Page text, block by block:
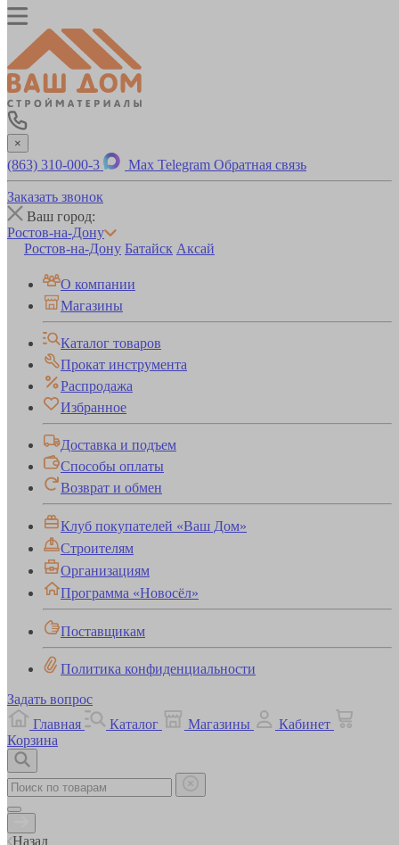
×
(863) 310-000-3 Max Telegram Обратная связь
Заказать звонок
Ваш город:
Ростов-на-Дону
Ростов-на-Дону Батайск Аксай
О компании
Магазины
Каталог товаров
Прокат инструмента
Распродажа
Избранное
Доставка и подъем
Способы оплаты
Возврат и обмен
Клуб покупателей «Ваш Дом»
Строителям
Организациям
Программа «Новосёл»
Поставщикам
Политика конфиденциальности
Задать вопрос
Главная
Каталог Магазины
Кабинет
Корзина
Назад